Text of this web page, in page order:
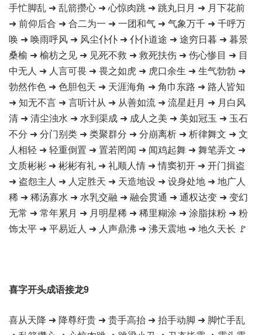
手忙脚乱 ➜ 乱箭攒心 ➜ 心惊肉跳 ➜ 跳丸日月 ➜ 月下花前
➜ 前仰后合 ➜ 合二为一 ➜ 一团和气 ➜ 气象万千 ➜ 千呼万
唤 ➜ 唤雨呼风 ➜ 风尘仆仆 ➜ 仆仆道途 ➜ 途穷日暮 ➜ 暮景
桑榆 ➜ 榆枋之见 ➜ 见死不救 ➜ 救死扶伤 ➜ 伤心惨目 ➜ 目
中无人 ➜ 人言可畏 ➜ 畏之如虎 ➜ 虎口余生 ➜ 生气勃勃 ➜
勃然作色 ➜ 色胆包天 ➜ 天涯海角 ➜ 角巾东路 ➜ 路人皆知
➜ 知无不言 ➜ 言听计从 ➜ 从善如流 ➜ 流星赶月 ➜ 月白风
清 ➜ 清尘浊水 ➜ 水到渠成 ➜ 成人之美 ➜ 美如冠玉 ➜ 玉石
不分 ➜ 分门别类 ➜ 类聚群分 ➜ 分崩离析 ➜ 析律舞文 ➜ 文
人相轻 ➜ 轻重倒置 ➜ 置若罔闻 ➜ 闻鸡起舞 ➜ 舞笔弄文 ➜
文质彬彬 ➜ 彬彬有礼 ➜ 礼顺人情 ➜ 情窦初开 ➜ 开门揖盗
➜ 盗怨主人 ➜ 人定胜天 ➜ 天造地设 ➜ 设身处地 ➜ 地广人
稀 ➜ 稀汤寡水 ➜ 水乳交融 ➜ 融会贯通 ➜ 通权达变 ➜ 变幻
无常 ➜ 常年累月 ➜ 月明星稀 ➜ 稀里糊涂 ➜ 涂脂抹粉 ➜ 粉
饰太平 ➜ 平易近人 ➜ 人声鼎沸 ➜ 沸天震地 ➜ 地久天长 🚩
喜字开头成语接龙9
喜从天降 ➜ 降尊纡贵 ➜ 贵手高抬 ➜ 抬手动脚 ➜ 脚忙手乱